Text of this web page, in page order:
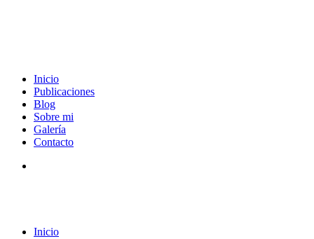
Inicio
Publicaciones
Blog
Sobre mi
Galería
Contacto
Inicio